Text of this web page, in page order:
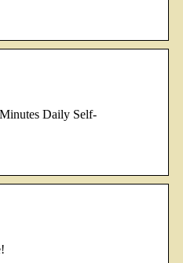
Daily Self-